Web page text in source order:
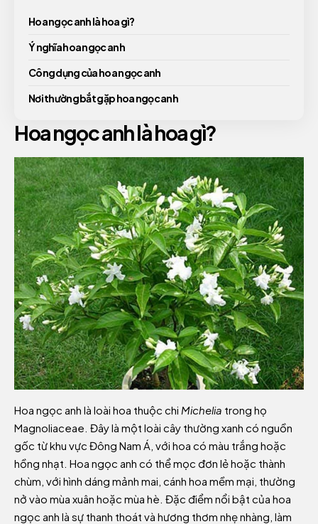
Hoa ngọc anh là hoa gì?
Ý nghĩa hoa ngọc anh
Công dụng của hoa ngọc anh
Nơi thường bắt gặp hoa ngọc anh
Hoa ngọc anh là hoa gì?
Hoa ngọc anh là loài hoa thuộc chi Michelia trong họ
Magnoliaceae. Đây là một loài cây thường xanh có nguồn
gốc từ khu vực Đông Nam Á, với hoa có màu trắng hoặc
hồng nhạt. Hoa ngọc anh có thể mọc đơn lẻ hoặc thành
chùm, với hình dáng mảnh mai, cánh hoa mềm mại, thường
nở vào mùa xuân hoặc mùa hè. Đặc điểm nổi bật của hoa
ngọc anh là sự thanh thoát và hương thơm nhẹ nhàng, làm